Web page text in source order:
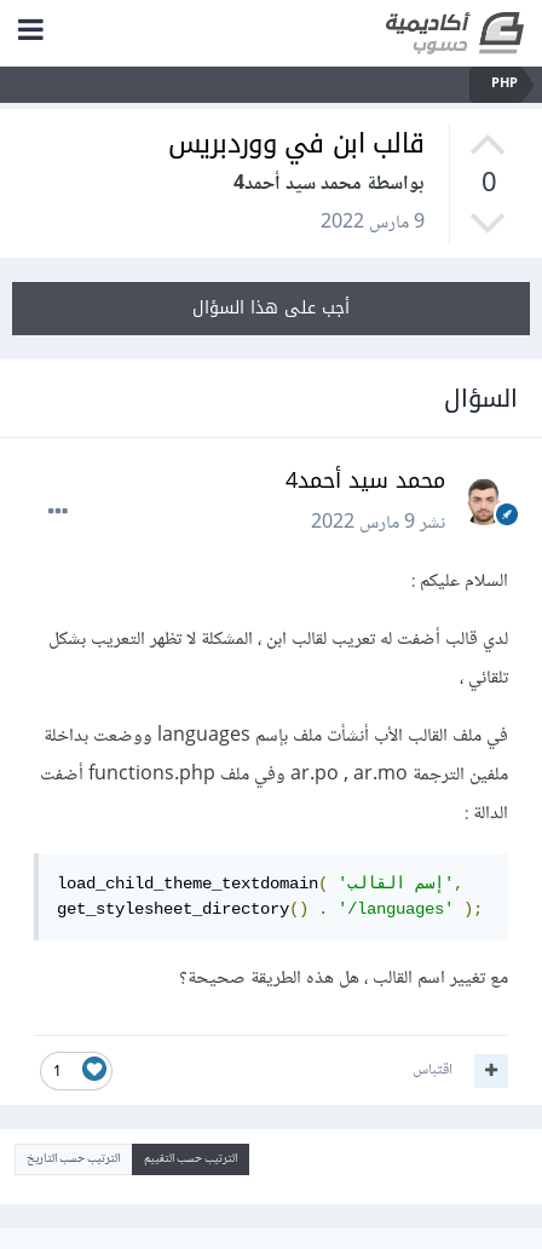
PHP
0
قالب ابن في ووردبريس
بواسطة محمد سيد أحمد4
9 مارس 2022
أجب على هذا السؤال
السؤال
محمد سيد أحمد4
نشر9 مارس 2022
السلام عليكم :
لدي قالب أضفت له تعريب لقالب ابن ، المشكلة لا تظهر التعريب بشكل
تلقائي ،
في ملف القالب الأب أنشأت ملف بإسم languages ووضعت بداخلة
ملفين الترجمة ar.po , ar.mo وفي ملف functions.php أضفت
الدالة :
load_child_theme_textdomain( 'إسم القالب',
get_stylesheet_directory() . '/languages' );
مع تغيير اسم القالب ، هل هذه الطريقة صحيحة؟
1 اقتباس
الترتيب حسب التقييم الترتيب حسب التاريخ